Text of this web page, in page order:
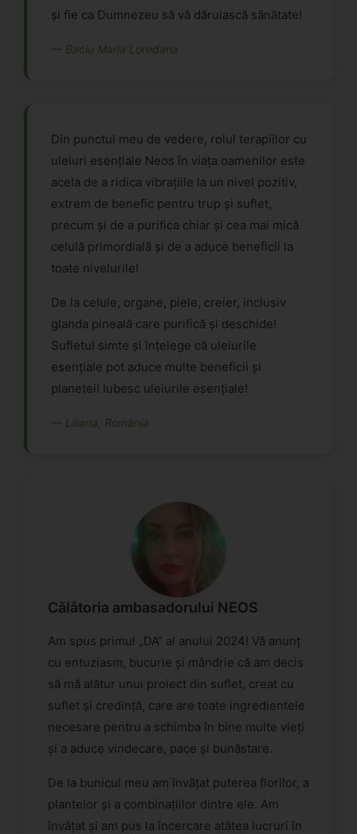
și fie ca Dumnezeu să vă dăruiască sănătate!
— Baciu Maria Loredana
Din punctul meu de vedere, rolul terapiilor cu
uleiuri esențiale Neos în viața oamenilor este
acela de a ridica vibrațiile la un nivel pozitiv,
extrem de benefic pentru trup și suflet,
precum și de a purifica chiar și cea mai mică
celulă primordială și de a aduce beneficii la
toate nivelurile!
De la celule, organe, piele, creier, inclusiv
glanda pineală care purifică și deschide!
Sufletul simte și înțelege că uleiurile
esențiale pot aduce multe beneficii și
planetei! Iubesc uleiurile esențiale!
— Liliana, România
Călătoria ambasadorului NEOS
Am spus primul „DA” al anului 2024! Vă anunț
cu entuziasm, bucurie și mândrie că am decis
să mă alătur unui proiect din suflet, creat cu
suflet și credință, care are toate ingredientele
necesare pentru a schimba în bine multe vieți
și a aduce vindecare, pace și bunăstare.
De la bunicul meu am învățat puterea florilor, a
plantelor și a combinațiilor dintre ele. Am
învățat și am pus la încercare atâtea lucruri în